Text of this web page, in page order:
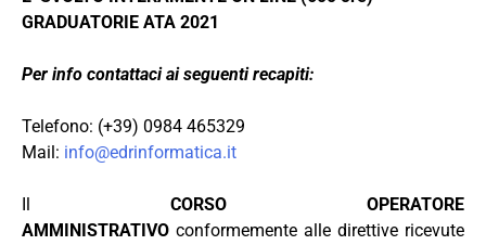
GRADUATORIE ATA 2021
Per info contattaci ai seguenti recapiti:
Telefono: (+39) 0984 465329
Mail: info@edrinformatica.it
CORSO OPERATORE
AMMINISTRATIVO conformemente alle direttive ricevute